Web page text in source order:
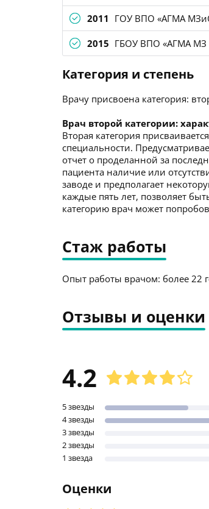
2011 ГОУ ВПО «АГМА
2015 ГБОУ ВПО «АГМА МЗ
Категория и степень
Врачу присвоена категория:
Врач второй категории:
Вторая категория
специальности.
отчет о проделанной за
пациента наличие или
заводе и предполагает
каждые пять лет, позволяет
категорию врач может
Стаж работы
Опыт работы врачом: более 22
Отзывы и оценки
4.2
5 звезды
4 звезды
3 звезды
2 звезды
1 звезда
Оценки